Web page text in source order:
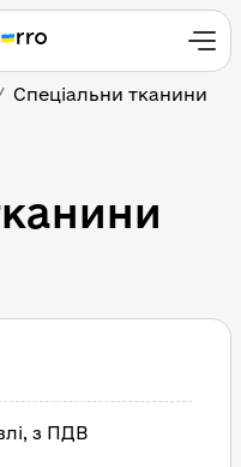
Спеціальни тканини
з ПДВ